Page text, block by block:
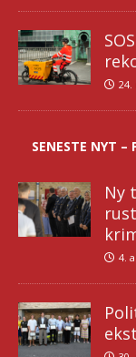
24.
SENESTE NYT –
Ny
4.